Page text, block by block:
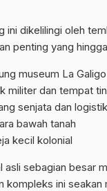
ini dikelilingi oleh
penting yang
museum La Galigo
militer dan tempat
senjata dan logistik
bawah tanah
kecil kolonial
asli sebagian besar
kompleks ini